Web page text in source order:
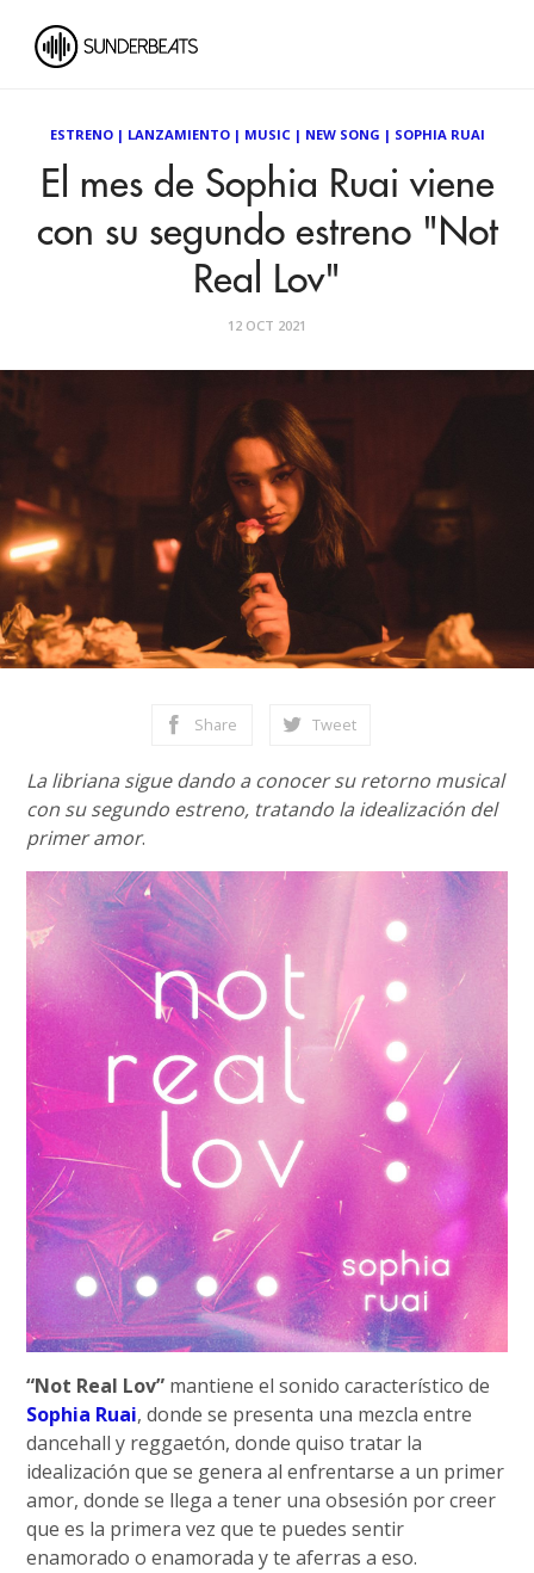
ESTRENO| LANZAMIENTO| MUSIC| NEW SONG | SOPHIA RUAI
El mes de Sophia Ruai viene
con su segundo estreno "Not
Real Lov"
12 OCT 2021
Share Tweet
La libriana sigue dando a conocer su retorno musical
con su segundo estreno, tratando la idealización del
primer amor.
“Not Real Lov” mantiene el sonido característico de
Sophia Ruai, donde se presenta una mezcla entre
dancehall y reggaetón, donde quiso tratar la
idealización que se genera al enfrentarse a un primer
amor, donde se llega a tener una obsesión por creer
que es la primera vez que te puedes sentir
enamorado o enamorada y te aferras a eso.